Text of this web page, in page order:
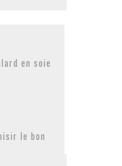
en soie
le bon